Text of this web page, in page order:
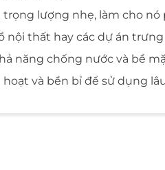
lượng nhẹ, làm cho
thất hay các dự án
năng chống nước và bề
và bền bỉ để sử dụng